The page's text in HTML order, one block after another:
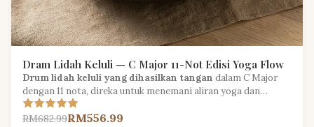
Dram Lidah Keluli — C Major 11-Not Edisi Yoga Flow
Drum lidah keluli yang dihasilkan tangan dalam C Major
dengan 11 nota, direka untuk menemani aliran yoga dan
relaksasi berpandu.
RM682.99RM556.99